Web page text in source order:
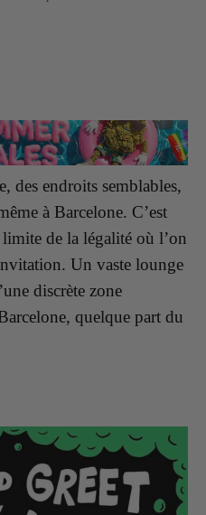
des endroits semblables,
à Barcelone. C’est
de la légalité où l’on
Un vaste lounge
discrète zone
quelque part du